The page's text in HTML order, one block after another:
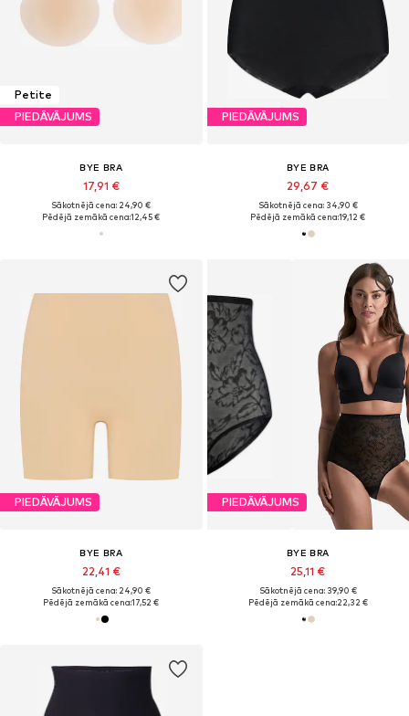
Petite
PIEDĀVĀJUMS
BYE BRA
17,91 €
Sākotnējā cena: 24,90 €
Pēdējā zemākā cena:12,45 €
PIEDĀVĀJUMS
BYE BRA
29,67 €
Sākotnējā cena: 34,90 €
Pēdējā zemākā cena:19,12 €
PIEDĀVĀJUMS
BYE BRA
22,41 €
Sākotnējā cena: 24,90 €
Pēdējā zemākā cena:17,52 €
PIEDĀVĀJUMS
BYE BRA
25,11 €
Sākotnējā cena: 39,90 €
Pēdējā zemākā cena:22,32 €